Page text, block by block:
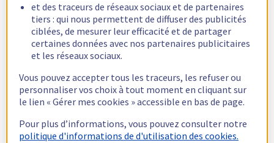
et des traceurs de réseaux sociaux et de partenaires
tiers : qui nous permettent de diffuser des publicités
ciblées, de mesurer leur efficacité et de partager
certaines données avec nos partenaires publicitaires
et les réseaux sociaux.
Vous pouvez accepter tous les traceurs, les refuser ou
personnaliser vos choix à tout moment en cliquant sur
le lien « Gérer mes cookies » accessible en bas de page.
Pour plus d’informations, vous pouvez consulter notre
politique d'informations de d'utilisation des cookies.